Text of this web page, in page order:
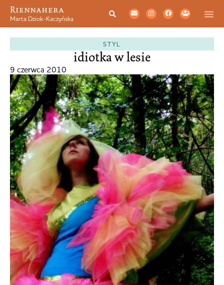
Riennahera
Marta Dziok-Kaczyńska
STYL
idiotka w lesie
9 czerwca 2010